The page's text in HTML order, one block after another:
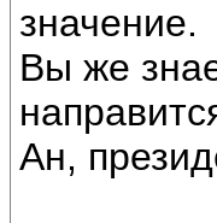
значение.
Вы же
Ан,